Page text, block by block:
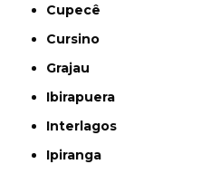
Cupecê
Cursino
Grajau
Ibirapuera
Interlagos
Ipiranga